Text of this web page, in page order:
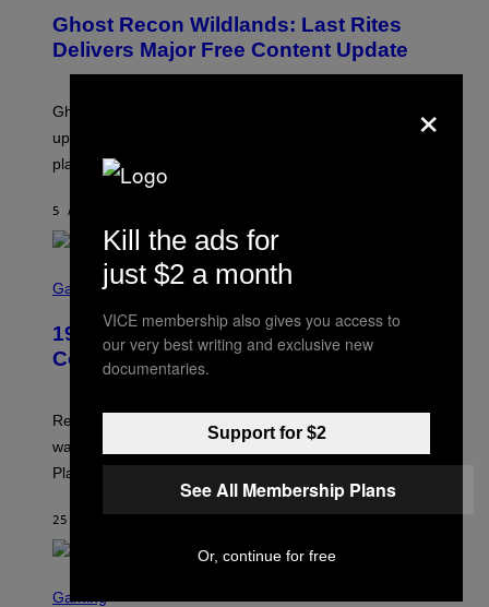
E
N
S
T
U
I
O
T
Ghost Recon Wildlands: Last Rites
Delivers Major Free Content Update
Ghost Recon Wildlands: Last Rites is live now and the
update is full of new content and gameplay tweaks for
players to enjoy.
5 ΛΕΠΤΆ ΠΡΙΝ
C
E
N
S
T
A
S
C
I
Gaming
1999 Alien Adventure Is Finally
Coming to Modern Consoles
Retro gaming fans can now revisit a late 1990s title that
was original exclusive to the Japan region during the
PlayStation 1 era.
25 ΛΕΠΤΆ ΠΡΙΝ
C
Gaming
×
Kill the ads for
just $2 a month
VICE membership also gives you access to
our very best writing and exclusive new
documentaries.
Support for $2
See All Membership Plans
Or, continue for free